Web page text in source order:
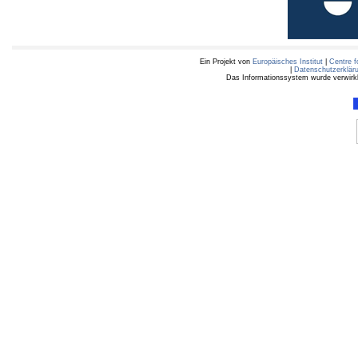
Ein Projekt von Europäisches Institut
Centre
Das Informationssystem wurde